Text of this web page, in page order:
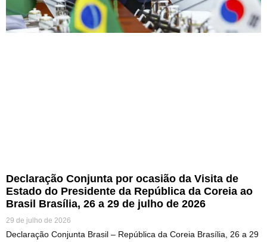
Declaração Conjunta por ocasião da Visita de
Estado do Presidente da República da Coreia ao
Brasil Brasília, 26 a 29 de julho de 2026
29 de julho de 2026
Declaração Conjunta Brasil – República da Coreia Brasília, 26 a 29